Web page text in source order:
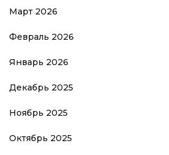
Март 2026
Февраль 2026
Январь 2026
Декабрь 2025
Ноябрь 2025
Октябрь 2025